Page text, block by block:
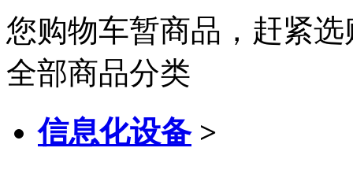
您购物车暂商品，赶紧选
全部商品分类
信息化设备 >